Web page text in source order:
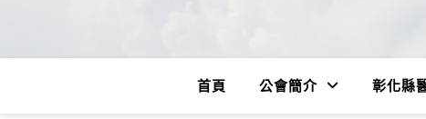
首頁 公會簡介 彰化縣